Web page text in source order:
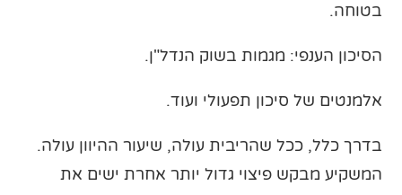
בטוחה.
הסיכון הענפי: מגמות בשוק הנדל"ן.
אלמנטים של סיכון תפעולי ועוד.
בדרך כלל, ככל שהריבית עולה, שיעור ההיוון עולה.
המשקיע מבקש פיצוי גדול יותר אחרת ישים את